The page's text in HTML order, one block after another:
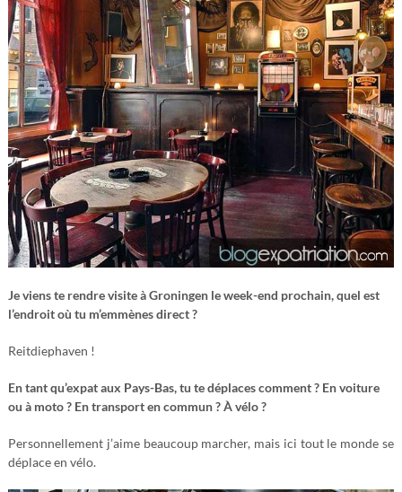
Je viens te rendre visite à Groningen le week-end prochain, quel est
l’endroit où tu m’emmènes direct ?
Reitdiephaven !
En tant qu’expat aux Pays-Bas, tu te déplaces comment ? En voiture
ou à moto ? En transport en commun ? À vélo ?
Personnellement j’aime beaucoup marcher, mais ici tout le monde se
déplace en vélo.